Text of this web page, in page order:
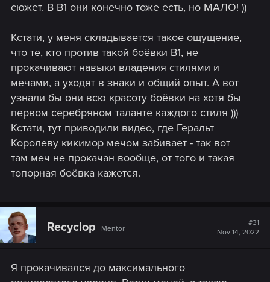
сюжет. В В1 они конечно тоже есть, но МАЛО! ))
Кстати, у меня складывается такое ощущение,
что те, кто против такой боёвки В1, не
прокачивают навыки владения стилями и
мечами, а уходят в знаки и общий опыт. А вот
узнали бы они всю красоту боёвки на хотя бы
первом серебряном таланте каждого стиля )))
Кстати, тут приводили видео, где Геральт
Королеву кикимор мечом забивает - так вот
там меч не прокачан вообще, от того и такая
топорная боёвка кажется.
Recyclop Mentor
#31
Nov 14, 2022
Я прокачивался до максимального